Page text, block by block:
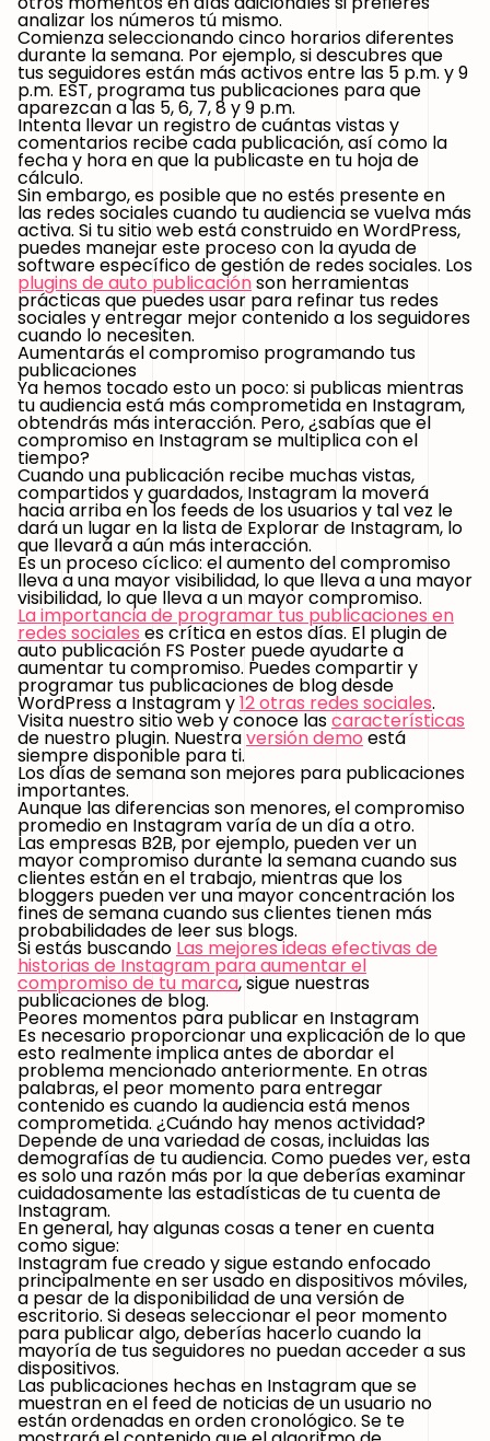
analizar los números tú mismo.
Comienza seleccionando cinco horarios diferentes
durante la semana. Por ejemplo, si descubres que
tus seguidores están más activos entre las 5 p.m. y 9
p.m. EST, programa tus publicaciones para que
aparezcan a las 5, 6, 7, 8 y 9 p.m.
Intenta llevar un registro de cuántas vistas y
comentarios recibe cada publicación, así como la
fecha y hora en que la publicaste en tu hoja de
cálculo.
Sin embargo, es posible que no estés presente en
las redes sociales cuando tu audiencia se vuelva más
activa. Si tu sitio web está construido en WordPress,
puedes manejar este proceso con la ayuda de
software específico de gestión de redes sociales. Los
plugins de auto publicaciónson herramientas
prácticas que puedes usar para refinar tus redes
sociales y entregar mejor contenido a los seguidores
cuando lo necesiten.
Aumentarás el compromiso programando tus
publicaciones
Ya hemos tocado esto un poco: si publicas mientras
tu audiencia está más comprometida en Instagram,
obtendrás más interacción. Pero, ¿sabías que el
compromiso en Instagram se multiplica con el
tiempo?
Cuando una publicación recibe muchas vistas,
compartidos y guardados, Instagram la moverá
hacia arriba en los feeds de los usuarios y tal vez le
dará un lugar en la lista de Explorar de Instagram, lo
que llevará a aún más interacción.
Es un proceso cíclico: el aumento del compromiso
lleva a una mayor visibilidad, lo que lleva a una mayor
visibilidad, lo que lleva a un mayor compromiso.
La importancia de programar tus publicaciones en
redes sociales es crítica en estos días. El plugin de
auto publicación FS Poster puede ayudarte a
aumentar tu compromiso. Puedes compartir y
programar tus publicaciones de blog desde
WordPress a Instagram y12 otras redes sociales.
Visita nuestro sitio web y conoce lascaracterísticas
de nuestro plugin. Nuestraversión demo está
siempre disponible para ti.
Los días de semana son mejores para publicaciones
importantes.
Aunque las diferencias son menores, el compromiso
promedio en Instagram varía de un día a otro.
Las empresas B2B, por ejemplo, pueden ver un
mayor compromiso durante la semana cuando sus
clientes están en el trabajo, mientras que los
bloggers pueden ver una mayor concentración los
fines de semana cuando sus clientes tienen más
probabilidades de leer sus blogs.
Si estás buscando Las mejores ideas efectivas de
historias de Instagram para aumentar el
compromiso de tu marca, sigue nuestras
publicaciones de blog.
Peores momentos para publicar en Instagram
Es necesario proporcionar una explicación de lo que
esto realmente implica antes de abordar el
problema mencionado anteriormente. En otras
palabras, el peor momento para entregar
contenido es cuando la audiencia está menos
comprometida. ¿Cuándo hay menos actividad?
Depende de una variedad de cosas, incluidas las
demografías de tu audiencia. Como puedes ver, esta
es solo una razón más por la que deberías examinar
cuidadosamente las estadísticas de tu cuenta de
Instagram.
En general, hay algunas cosas a tener en cuenta
como sigue:
Instagram fue creado y sigue estando enfocado
principalmente en ser usado en dispositivos móviles,
a pesar de la disponibilidad de una versión de
escritorio. Si deseas seleccionar el peor momento
para publicar algo, deberías hacerlo cuando la
mayoría de tus seguidores no puedan acceder a sus
dispositivos.
Las publicaciones hechas en Instagram que se
muestran en el feed de noticias de un usuario no
están ordenadas en orden cronológico. Se te